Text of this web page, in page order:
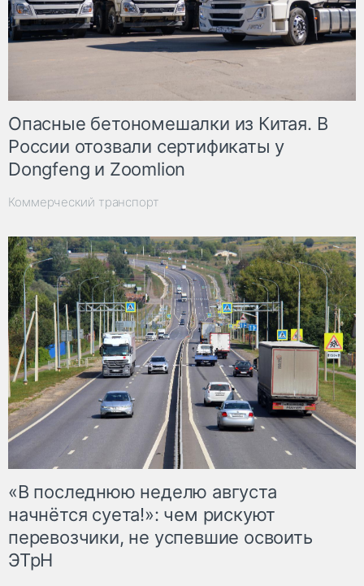
Опасные бетономешалки из Китая. В
России отозвали сертификаты у
Dongfeng и Zoomlion
Коммерческий транспорт
«В последнюю неделю августа
начнётся суета!»: чем рискуют
перевозчики, не успевшие освоить
ЭТрН